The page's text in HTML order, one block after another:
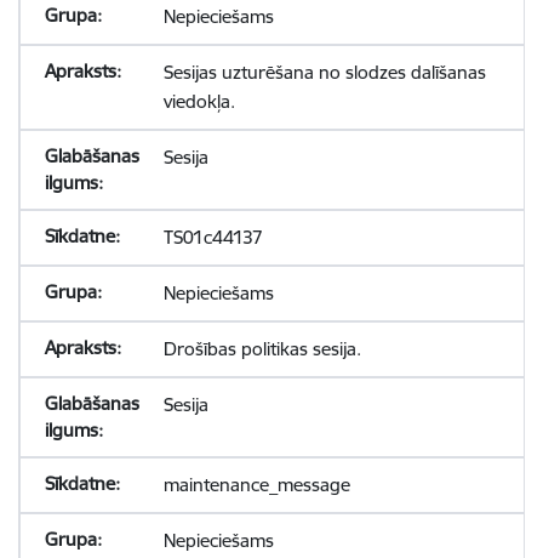
Nepieciešams
Sesijas uzturēšana no slodzes dalīšanas
viedokļa.
Sesija
TS01c44137
Nepieciešams
Drošības politikas sesija.
Sesija
maintenance_message
Nepieciešams